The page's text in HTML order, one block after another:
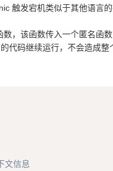
触发宕机类似于其他语言
，该函数传入一个匿名函
代码继续运行，不会造成整
文信息